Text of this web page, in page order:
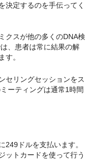
決定するのを手伝ってく
クスが他の多くのDNA検
、患者は常に結果の解
す。
セリングセッションをス
ーティングは通常1時間
249ドルを支払います。
ットカードを使って行う